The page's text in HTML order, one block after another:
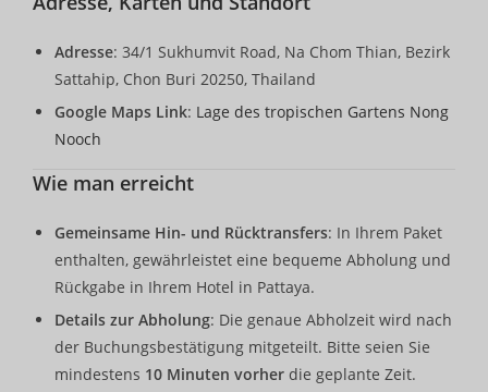
Adresse: 34/1 Sukhumvit Road, Na Chom Thian, Bezirk
Sattahip, Chon Buri 20250, Thailand
Google Maps Link: Lage des tropischen Gartens Nong
Nooch
Wie man erreicht
Gemeinsame Hin- und Rücktransfers: In Ihrem Paket
enthalten, gewährleistet eine bequeme Abholung und
Rückgabe in Ihrem Hotel in Pattaya.
Details zur Abholung: Die genaue Abholzeit wird nach
der Buchungsbestätigung mitgeteilt. Bitte seien Sie
mindestens 10 Minuten vorher die geplante Zeit.